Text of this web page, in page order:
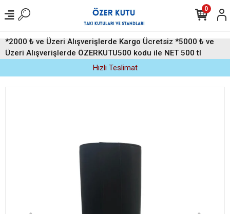
*2000 ₺ ve Üzeri Alışverişlerde Kargo Ücretsiz *5000 ₺ ve
Üzeri Alışverişlerde ÖZERKUTU500 kodu ile NET 500 tl
Hızlı Teslimat
0